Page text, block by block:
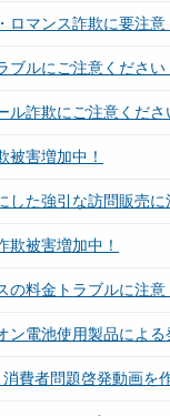
ロマンス詐欺に要注意
ブルにご注意ください
ル詐欺にご注意くださ
被害増加中！
た強引な訪問販売に
欺被害増加中！
の料金トラブルに注意
ン電池使用製品によ
費者問題啓発動画を